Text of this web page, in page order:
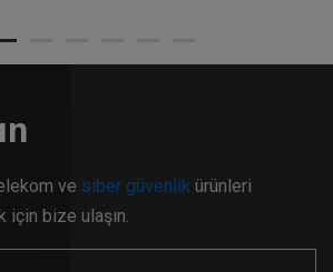
ve siber güvenlik ürünleri
için bize ulaşın.